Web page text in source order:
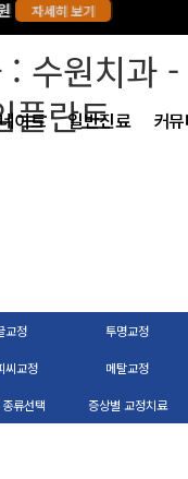
자세히 보기
자세히 보기
이트 일반진료 커
교정 투명교정
씨교정 메탈교정
류선택 증상별 교정치료